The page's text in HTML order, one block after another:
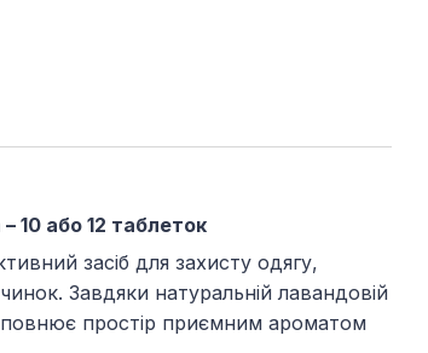
10 або 12 таблеток
засіб для захисту одягу,
Завдяки натуральній лавандовій
простір приємним ароматом